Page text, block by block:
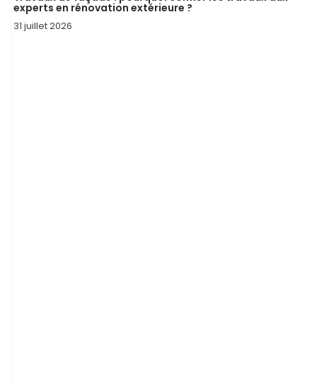
experts en rénovation extérieure ?
31 juillet 2026